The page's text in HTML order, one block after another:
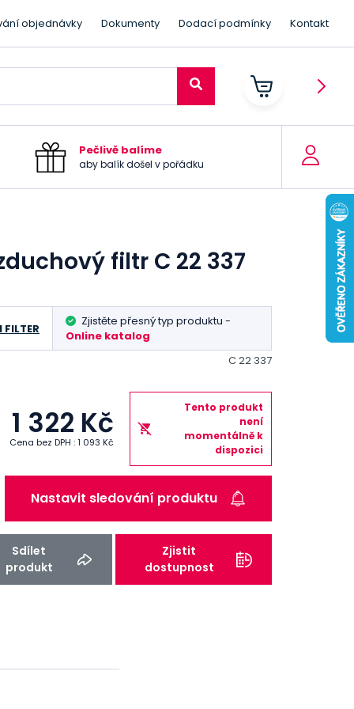
objednávky Dokumenty Dodací podmínky Kontakt
Pečlivě balíme
aby balík došel v pořádku
filtr C 22 337
FILTER
Zjistěte přesný typ produktu -
Online katalog
C 22 337
1 322 Kč
Cena bez DPH : 1 093 Kč
Tento produkt
není
momentálně k
dispozici
Nastavit sledování produktu
Zjistit
dostupnost
Sdílet
produkt